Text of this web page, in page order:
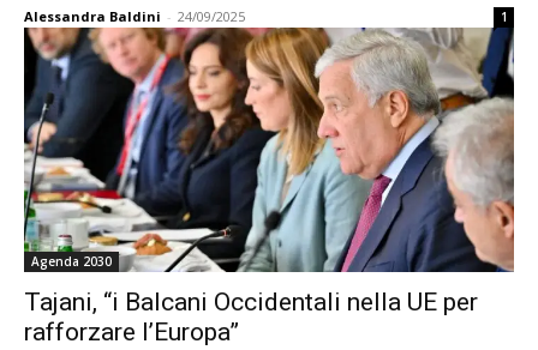
Alessandra Baldini - 24/09/2025 1
Agenda 2030
Tajani, “i Balcani Occidentali nella UE per
rafforzare l’Europa”